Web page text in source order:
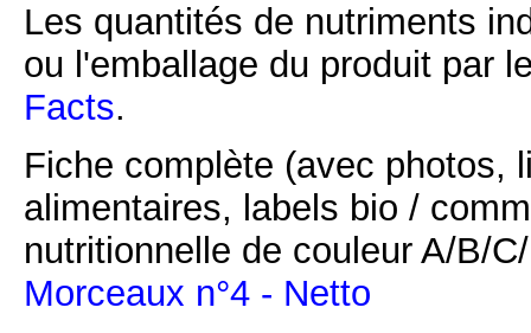
Les quantités de nutriments
ou l'emballage du produit par
Facts.
Fiche complète (avec photos,
alimentaires, labels bio /
nutritionnelle de couleur A/B/
Morceaux n°4 - Netto